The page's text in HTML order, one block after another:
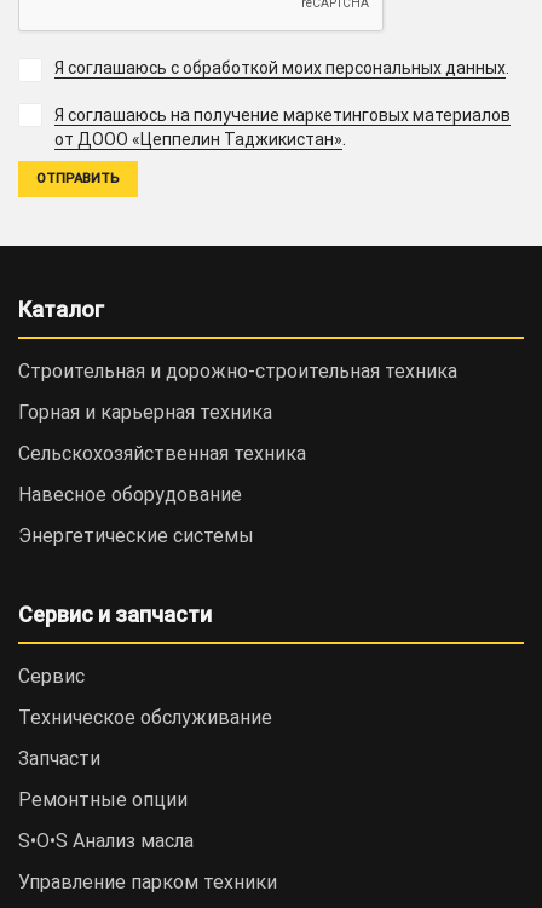
Я соглашаюсь с обработкой моих персональных данных.
Я соглашаюсь на получение маркетинговых материалов
от ДООО «Цеппелин Таджикистан».
Каталог
Строительная и дорожно-cтроительная техника
Горная и карьерная техника
Сельскохозяйственная техника
Навесное оборудование
Энергетические системы
Сервис и запчасти
Сервис
Техническое обслуживание
Запчасти
Ремонтные опции
S•O•S Анализ масла
Управление парком техники